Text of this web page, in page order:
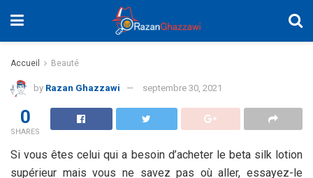
Accueil Beauté
by Razan Ghazzawi septembre 30, 2021
0
SHARES
Si vous êtes celui qui a besoin d’acheter le beta silk lotion
supérieur mais vous ne savez pas où aller, essayez-le